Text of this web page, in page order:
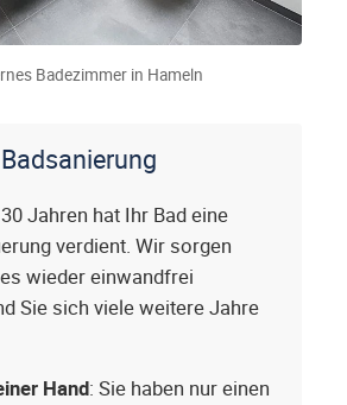
Badezimmer in Hameln
Jahren hat Ihr Bad eine
verdient. Wir sorgen
wieder einwandfrei
Sie sich viele weitere Jahre
Hand: Sie haben nur einen